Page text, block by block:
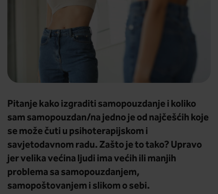
Pitanje kako izgraditi samopouzdanje i koliko
sam samopouzdan/na jedno je od najčešćih koje
se može čuti u psihoterapijskom i
savjetodavnom radu. Zašto je to tako? Upravo
jer velika većina ljudi ima većih ili manjih
problema sa samopouzdanjem,
samopoštovanjem i slikom o sebi.